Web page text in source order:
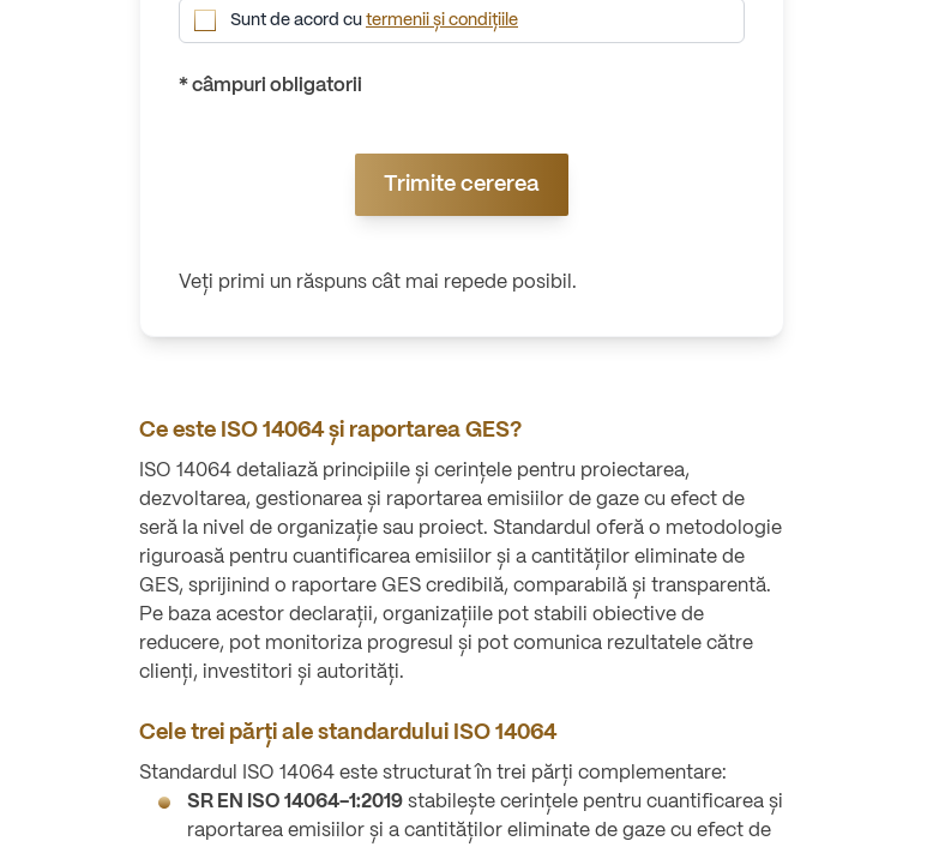
Sunt de acord cu termenii și condițiile
* câmpuri obligatorii
Trimite cererea
Veți primi un răspuns cât mai repede posibil.
Ce este ISO 14064 și raportarea GES?
ISO 14064 detaliază principiile și cerințele pentru proiectarea,
dezvoltarea, gestionarea și raportarea emisiilor de gaze cu efect de
seră la nivel de organizație sau proiect. Standardul oferă o metodologie
riguroasă pentru cuantificarea emisiilor și a cantităților eliminate de
GES, sprijinind o raportare GES credibilă, comparabilă și transparentă.
Pe baza acestor declarații, organizațiile pot stabili obiective de
reducere, pot monitoriza progresul și pot comunica rezultatele către
clienți, investitori și autorități.
Cele trei părți ale standardului ISO 14064
Standardul ISO 14064 este structurat în trei părți complementare:
SR EN ISO 14064-1:2019 stabilește cerințele pentru cuantificarea și
raportarea emisiilor și a cantităților eliminate de gaze cu efect de